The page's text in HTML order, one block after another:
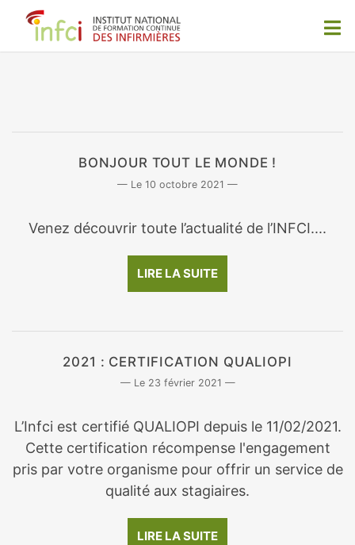
BONJOUR TOUT LE MONDE !
10 octobre 2021
Venez découvrir toute l’actualité de l’INFCI....
LIRE LA SUITE
2021 : CERTIFICATION QUALIOPI
23 février 2021
L’Infci est certifié QUALIOPI depuis le 11/02/2021.
Cette certification récompense l'engagement
pris par votre organisme pour offrir un service de
qualité aux stagiaires.
LIRE LA SUITE